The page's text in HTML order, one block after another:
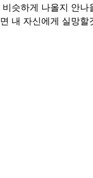
슷하게 나올지 안
내 자신에게 실망